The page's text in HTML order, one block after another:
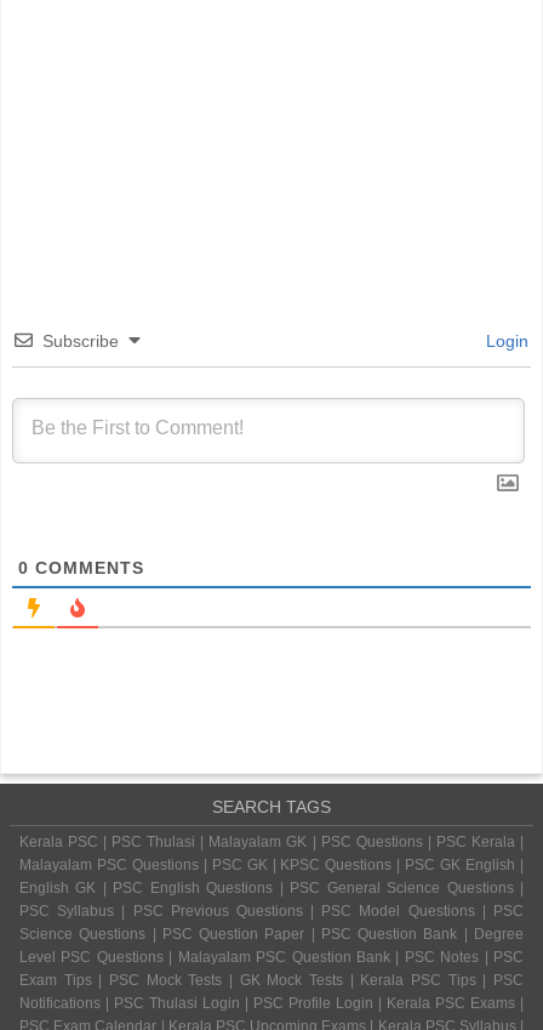
Subscribe Login
0 COMMENTS
SEARCH TAGS
Kerala PSC | PSC Thulasi | Malayalam GK | PSC Questions | PSC Kerala |
Malayalam PSC Questions | PSC GK | KPSC Questions | PSC GK English |
English GK | PSC English Questions | PSC General Science Questions |
PSC Syllabus | PSC Previous Questions | PSC Model Questions | PSC
Science Questions | PSC Question Paper | PSC Question Bank | Degree
Level PSC Questions | Malayalam PSC Question Bank | PSC Notes | PSC
Exam Tips | PSC Mock Tests | GK Mock Tests | Kerala PSC Tips | PSC
Notifications | PSC Thulasi Login | PSC Profile Login | Kerala PSC Exams |
PSC Exam Calendar | Kerala PSC Upcoming Exams | Kerala PSC Syllabus |